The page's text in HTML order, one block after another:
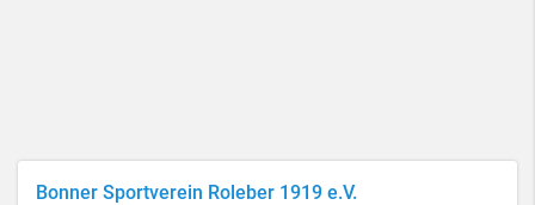
Bonner Sportverein Roleber 1919 e.V.